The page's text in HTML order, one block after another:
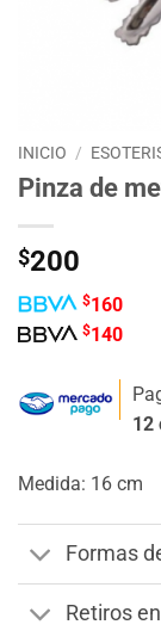
INICIO /
Pinza de
$200
$160
$140
12
Medida: 16 cm
Formas
Retiros